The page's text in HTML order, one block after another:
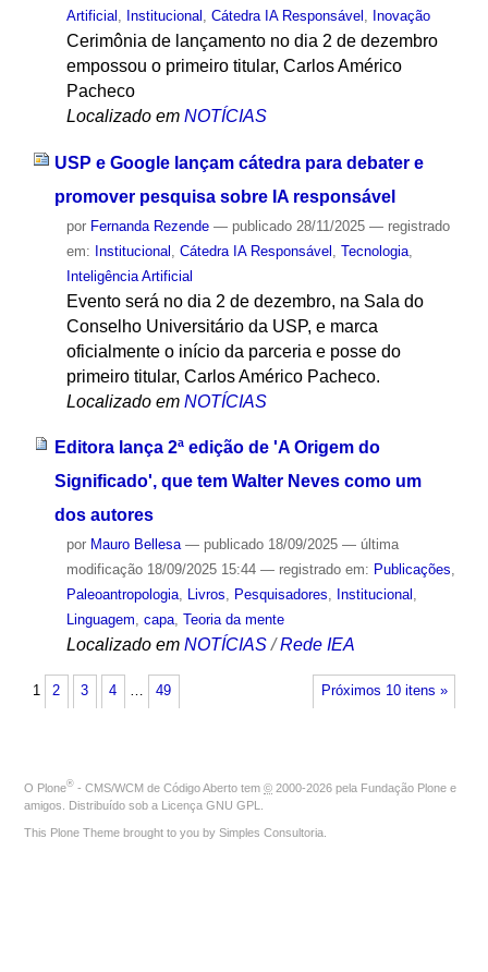
Artificial
Institucional Cátedra IA Responsável Inovação
Cerimônia de lançamento no dia 2 de dezembro
empossou o primeiro titular, Carlos Américo
Pacheco
Localizado em NOTÍCIAS
USP e Google lançam cátedra para debater e
promover pesquisa sobre IA responsável
por Fernanda Rezende — publicado28/11/2025 — registrado
em: Institucional Cátedra IA Responsável Tecnologia,
Inteligência Artificial
Evento será no dia 2 de dezembro, na Sala do
Conselho Universitário da USP, e marca
oficialmente o início da parceria e posse do
primeiro titular, Carlos Américo Pacheco.
Localizado em NOTÍCIAS
Editora lança 2ª edição de 'A Origem do
Significado', que tem Walter Neves como um
dos autores
por Mauro Bellesa — publicado18/09/2025 — última
modificação18/09/2025 15:44 — registrado em: Publicações,
Paleoantropologia, Livros, Pesquisadores, Institucional ,
Linguagem, capa, Teoria da mente
Localizado em NOTÍCIAS /Rede IEA
Próximos 10 itens »
1 2 3 4 … 49
O Plone® - CMS/WCM de Código Aberto tem © 2000-2026 pela Fundação Plone e
amigos. Distribuído sob a Licença GNU GPL
This Plone Theme brought to you by Simples Consultoria